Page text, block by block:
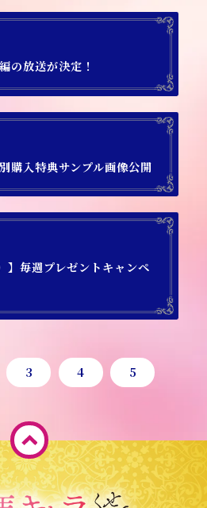
の放送が決定！
購入特典サンプル画像公開
毎週プレゼントキャンペ
3 4 5
ペ
ー
ジ